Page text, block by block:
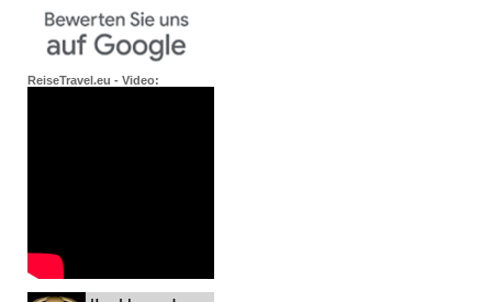
ReiseTravel.eu - Video: